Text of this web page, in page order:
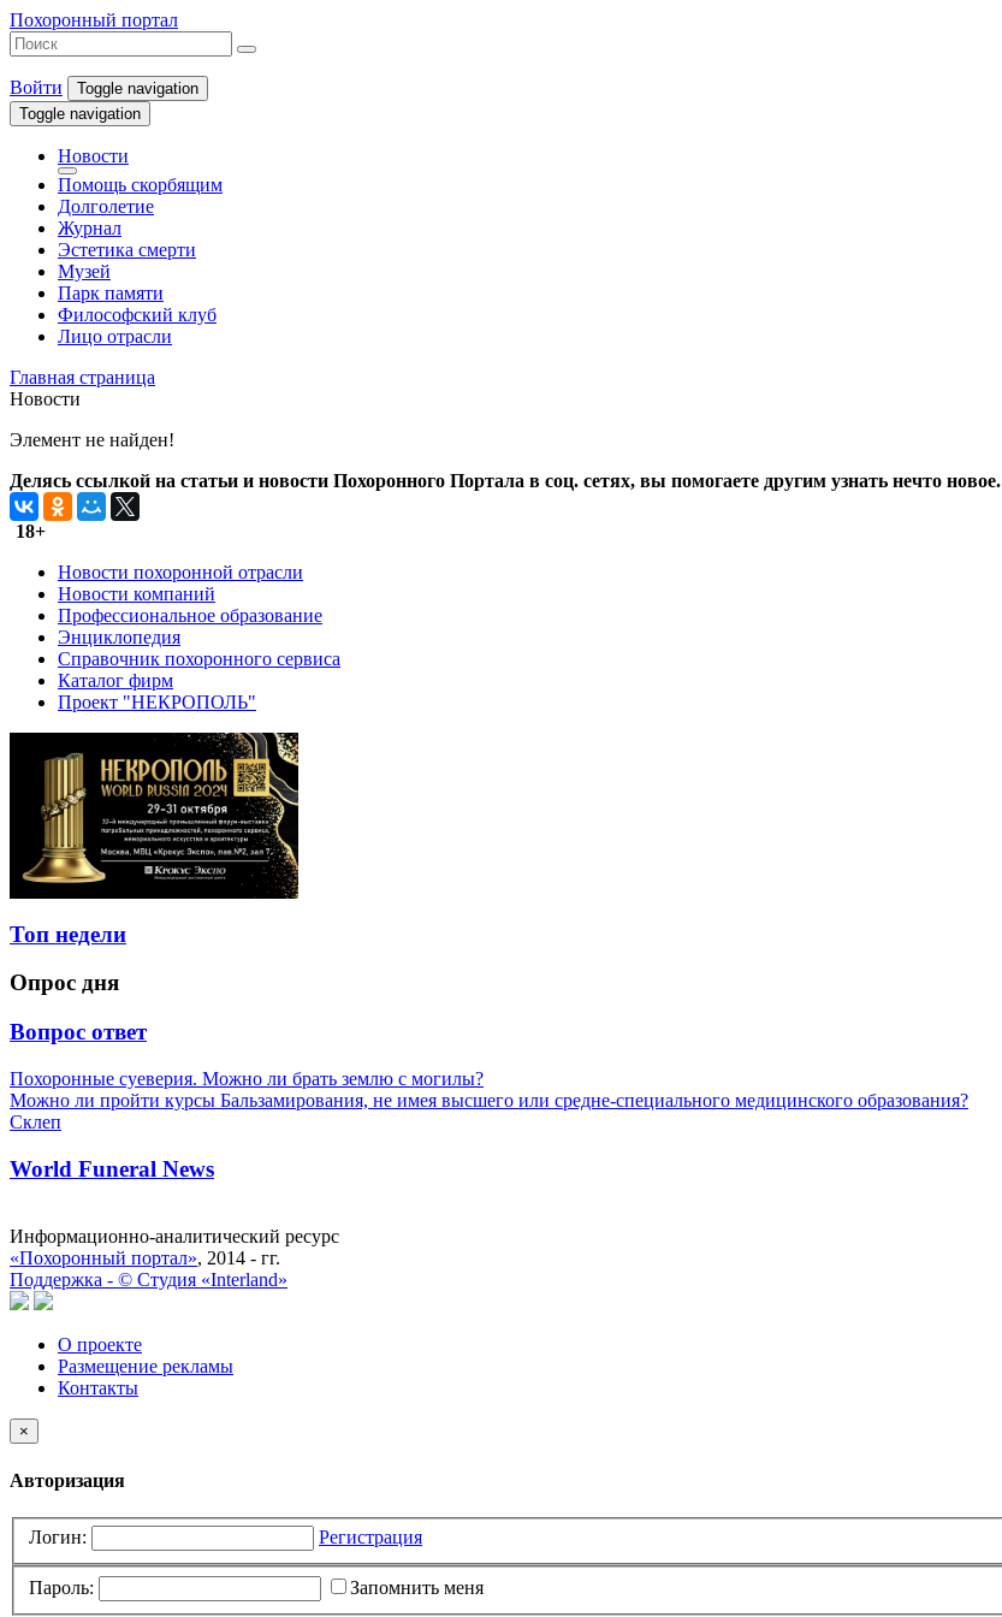
Похоронный портал
Войти
Toggle navigation
Toggle navigation
Новости
Помощь скорбящим
Долголетие
Журнал
Эстетика смерти
Музей
Парк памяти
Философский клуб
Лицо отрасли
Главная страница
Новости
Элемент не найден!
Делясь ссылкой на статьи и новости Похоронного Портала в соц. сетях, вы помогаете другим узнать нечто новое.
18+
Новости похоронной отрасли
Новости компаний
Профессиональное образование
Энциклопедия
Справочник похоронного сервиса
Каталог фирм
Проект "НЕКРОПОЛЬ"
Топ недели
Опрос дня
Вопрос ответ
Похоронные суеверия. Можно ли брать землю с могилы?
Можно ли пройти курсы Бальзамирования, не имея высшего или средне-специального медицинского образования?
Склеп
World Funeral News
Информационно-аналитический ресурс
«Похоронный портал», 2014 - гг.
Поддержка - © Cтудия «Interland»
О проекте
Размещение рекламы
Контакты
×
Авторизация
Логин: Регистрация
Пароль:
Запомнить меня